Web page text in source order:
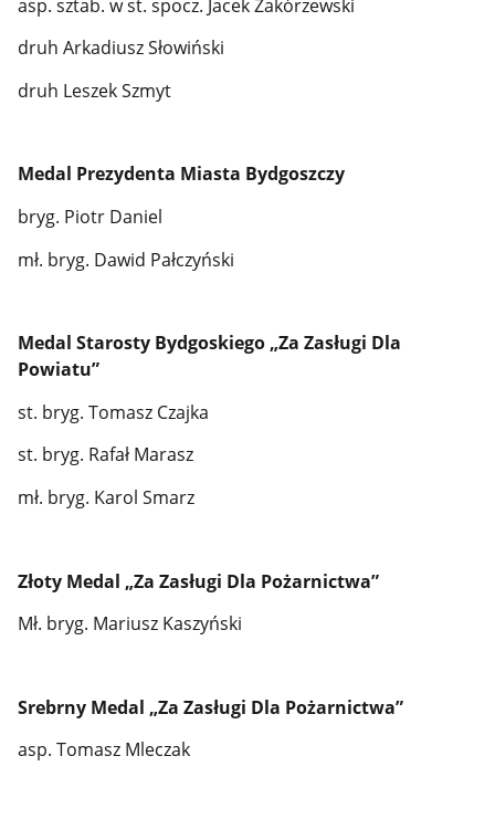
asp. sztab. w st. spocz. Jacek Zakórzewski
druh Arkadiusz Słowiński
druh Leszek Szmyt
Medal Prezydenta Miasta Bydgoszczy
bryg. Piotr Daniel
mł. bryg. Dawid Pałczyński
Medal Starosty Bydgoskiego „Za Zasługi Dla
Powiatu”
st. bryg. Tomasz Czajka
st. bryg. Rafał Marasz
mł. bryg. Karol Smarz
Złoty Medal „Za Zasługi Dla Pożarnictwa”
Mł. bryg. Mariusz Kaszyński
Srebrny Medal „Za Zasługi Dla Pożarnictwa”
asp. Tomasz Mleczak